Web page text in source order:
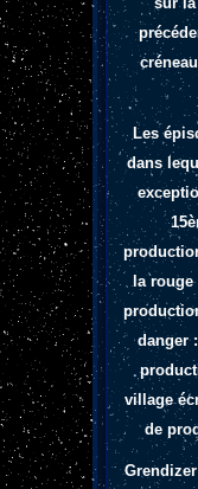
Les
dans
la rouge
danger
village
de